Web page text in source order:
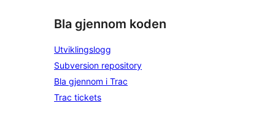
Bla gjennom koden
Utviklingslogg
Subversion repository
Bla gjennom i Trac
Trac tickets